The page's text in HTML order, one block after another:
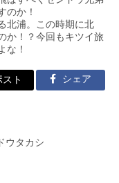
のか！
北浦。この時期に北
か！？今回もキツイ旅
な！
スト シェア
ウタカシ